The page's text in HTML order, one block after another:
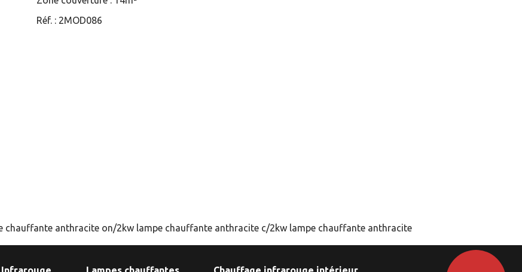
Réf. : 2MOD086
chauffante anthracite on/2kw lampe chauffante anthracite c/2kw lampe chauffante anthracite